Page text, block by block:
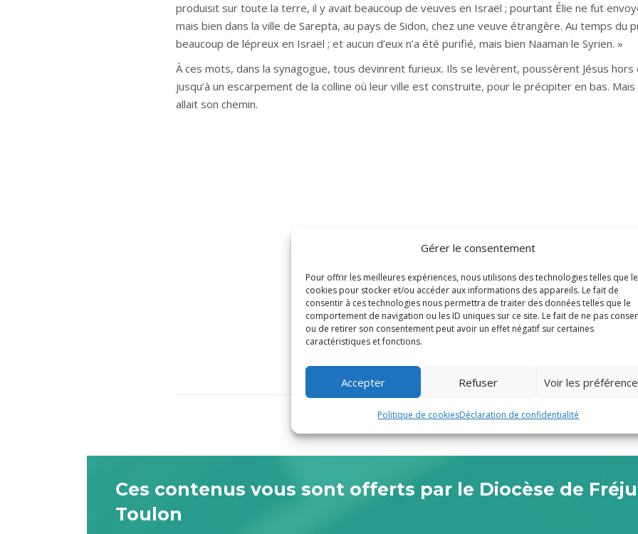
Gérer le consentement
Pour offrir les meilleures expériences, nous utilisons des technologies telles que
cookies pour stocker et/ou accéder aux informations des appareils. Le fait de
consentir à ces technologies nous permettra de traiter des données telles que le
comportement de navigation ou les ID uniques sur ce site. Le fait de ne pas
ou de retirer son consentement peut avoir un effet négatif sur certaines
caractéristiques et fonctions.
Accepter Refuser Voir les
Politique de cookiesDéclaration de confidentialité
produisit sur toute la terre, il y avait beaucoup de veuves en Israël ; pourtant Élie ne fut
mais bien dans la ville de Sarepta, au pays de Sidon, chez une veuve étrangère. Au temps du
beaucoup de lépreux en Israël ; et aucun d’eux n’a été purifié, mais bien Naaman le Syrien. »
À ces mots, dans la synagogue, tous devinrent furieux. Ils se levèrent, poussèrent Jésus
jusqu’à un escarpement de la colline où leur ville est construite, pour le précipiter en bas. Mais
allait son chemin.
Ces contenus vous sont offerts par le Diocèse de
Toulon